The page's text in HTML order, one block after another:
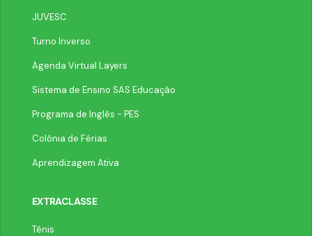
JUVESC
Turno Inverso
Agenda Virtual Layers
Sistema de Ensino SAS Educação
Programa de Inglês - PES
Colônia de Férias
Aprendizagem Ativa
EXTRACLASSE
Tênis